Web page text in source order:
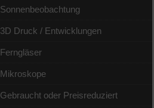
Sonnenbeobachtung
3D Druck / Entwicklungen
Ferngläser
Mikroskope
Gebraucht oder Preisreduziert